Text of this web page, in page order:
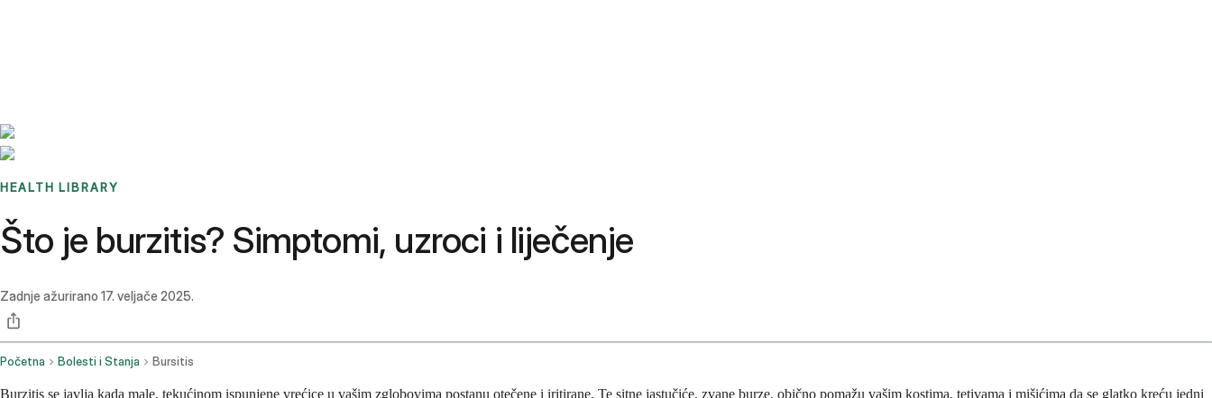
HEALTH LIBRARY
Što je burzitis? Simptomi, uzroci i liječenje
Zadnje ažurirano 17. veljače 2025.
Početna Bolesti i Stanja Bursitis
Burzitis se javlja kada male, tekućinom ispunjene vrećice u vašim zglobovima postanu otečene i iritirane. Te sitne jastučiće, zvane burze, obično pomažu vašim kostima, tetivama i mišićima da se glatko kreću jedni